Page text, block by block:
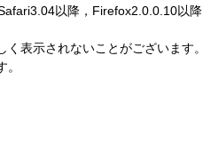
以降，Firefox2.0.0.10以降
表示されないことがございます。